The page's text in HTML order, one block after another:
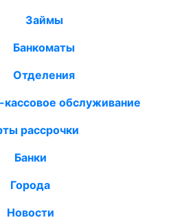
Займы
Банкоматы
Отделения
кассовое обслуживание
рассрочки
Банки
Города
Новости